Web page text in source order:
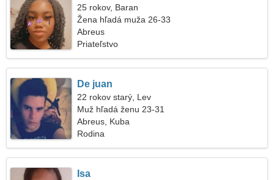
25 rokov, Baran
Žena hľadá muža 26-33
Abreus
Priateľstvo
De juan
22 rokov starý, Lev
Muž hľadá ženu 23-31
Abreus, Kuba
Rodina
Isa